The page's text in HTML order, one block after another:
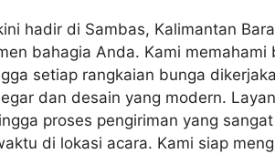
hadir di Sambas, Kalimantan
bahagia Anda. Kami memahami
setiap rangkaian bunga
dan desain yang modern.
proses pengiriman yang
di lokasi acara. Kami siap